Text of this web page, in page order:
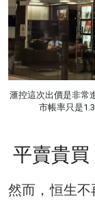
滙控這次出價是非常
市帳率只是
平賣貴買
然而，恒生